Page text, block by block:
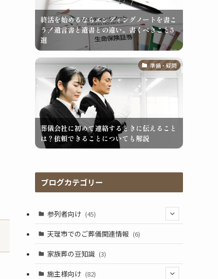
終活を始めるならエンディングノートを書こ
う！遺言書と遺書との違い。書くべきこと5
選
準備・疑問
葬儀会社に初めて連絡するときに伝えること
は？依頼できることについても解説
ブログカテゴリー
参列者向け (45)
(25)
(17)
天理市でのご葬儀関連情報 (6)
家族葬の豆知識 (3)
施主様向け (82)